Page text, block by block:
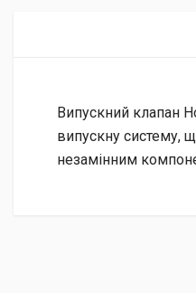
Випускний клапан
випускну систему,
незамінним